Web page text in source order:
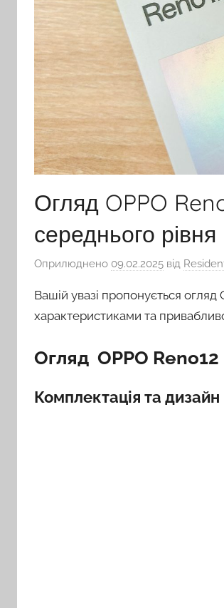
Огляд OPPO
середнього рівня
Оприлюднено 09.02.2025 від
Вашій увазі пропонується
характеристиками та
Огляд OPPO Reno12
Комплектація та дизайн